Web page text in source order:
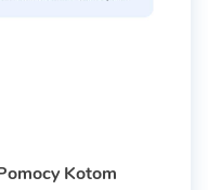
Kotom